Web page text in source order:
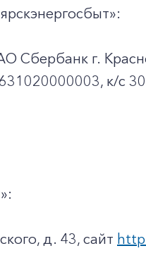
Сбербанк г.
к/c
д. 43, сайт